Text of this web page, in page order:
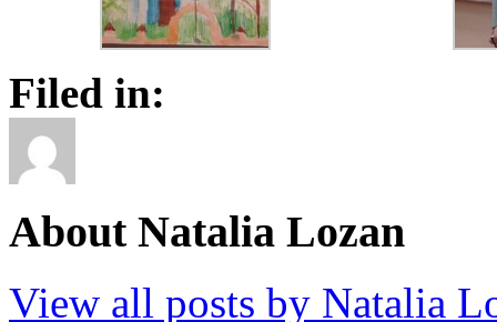
Filed in:
About Natalia Lozan
View all posts by Natalia